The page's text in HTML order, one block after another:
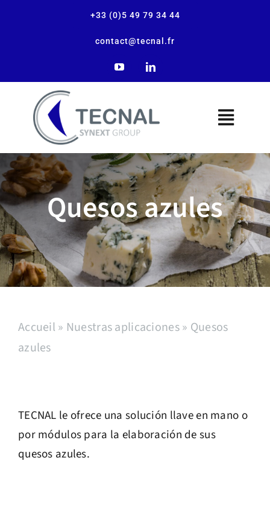
+33 (0)5 49 79 34 44
contact@tecnal.fr
La empresa
Nuestras soluciones
Nuestras aplicaciones
Servicio postventa
Reclutamiento
Español
Quesos azules
Accueil » Nuestras aplicaciones» Quesos
azules
TECNAL le ofrece una solución llave en mano o
por módulos para la elaboración de sus
quesos azules.